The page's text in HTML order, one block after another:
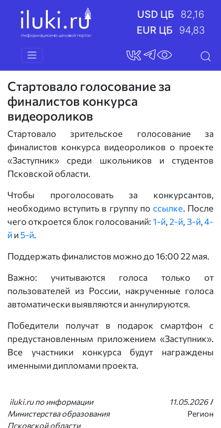
USD ЦБ
82,16
EUR ЦБ
94,83
Стартовало голосование за
финалистов конкурса
видеороликов
Стартовало зрительское голосование за
финалистов конкурса видеороликов о проекте
«Заступник» среди школьников и студентов
Псковской области.
Чтобы проголосовать за конкурсантов,
необходимо вступить в группу по ссылке. После
чего откроется блок голосований:1-й, 2-й, 3-й,4-
й и5-й.
Поддержать финалистов можно до 16:00 22 мая.
Важно: учитываются голоса только от
пользователей из России, накрученные голоса
автоматически выявляются и аннулируются.
Победители получат в подарок смартфон с
предустановленным приложением «Заступник».
Все участники конкурса будут награждены
именными дипломами проекта.
iluki.ru по информации
Министерства образования
Псковской области
11.05.2026 /
Регион